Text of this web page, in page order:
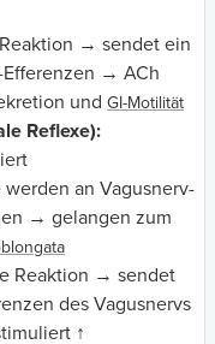
→ sendet ein
Efferenzen → ACh
und GI-Motilität
Reflexe):
an Vagusnerv-
→ gelangen zum
Reaktion → sendet
des Vagusnervs
↑